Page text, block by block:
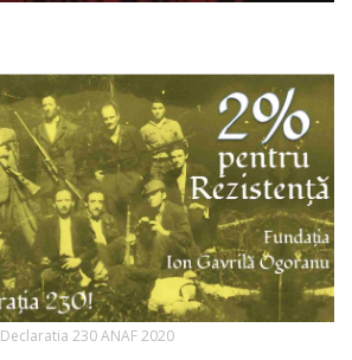
Declaratia 230 ANAF 2020